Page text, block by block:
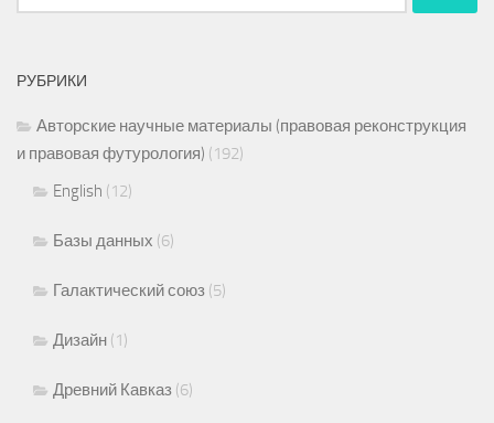
РУБРИКИ
Авторские научные материалы (правовая реконструкция
и правовая футурология) (192)
English (12)
Базы данных (6)
Галактический союз (5)
Дизайн (1)
Древний Кавказ (6)